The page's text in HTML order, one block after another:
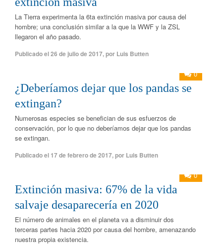
La Tierra experimenta la 6ta extinción masiva por causa del
hombre; una conclusión similar a la que la WWF y la ZSL
llegaron el año pasado.
Publicado el26 de julio de 2017,por Luis Butten
0
¿Deberíamos dejar que los pandas se
extingan?
Numerosas especies se benefician de sus esfuerzos de
conservación, por lo que no deberíamos dejar que los pandas
se extingan.
Publicado el 17 de febrero de 2017,por Luis Butten
0
Extinción masiva: 67% de la vida
salvaje desaparecería en 2020
El número de animales en el planeta va a disminuir dos
terceras partes hacia 2020 por causa del hombre, amenazando
nuestra propia existencia.